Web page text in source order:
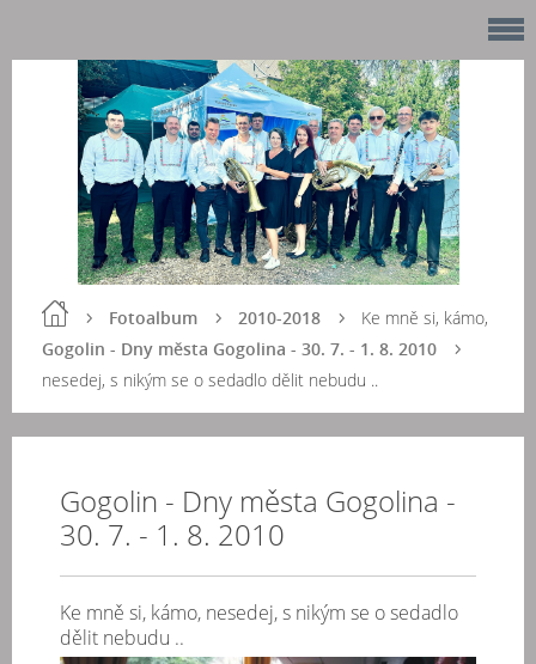
Fotoalbum
2010-2018
Gogolin - Dny města Gogolina - 30. 7. - 1. 8. 2010
Ke mně si, kámo,
nesedej, s nikým se o sedadlo dělit nebudu ..
Gogolin - Dny města Gogolina -
30. 7. - 1. 8. 2010
Ke mně si, kámo, nesedej, s nikým se o sedadlo
dělit nebudu ..